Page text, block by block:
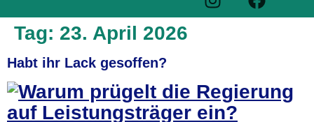
Tag: 23. April 2026
Habt ihr Lack gesoffen?